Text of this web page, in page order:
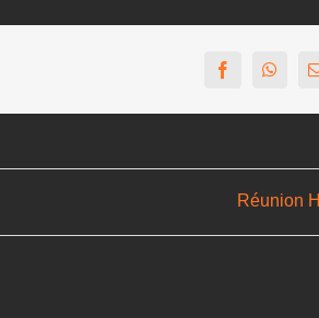
Facebook
Réunion